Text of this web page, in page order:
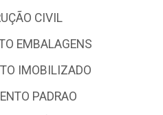
CIVIL
EMBALAGENS
IMOBILIZADO
PADRAO